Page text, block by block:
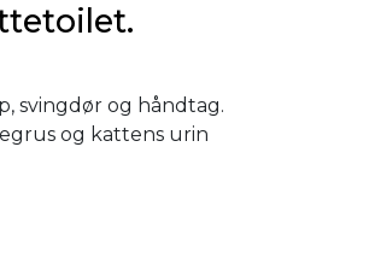
svingdør og håndtag.
og kattens urin